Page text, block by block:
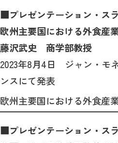
■プレゼンテーション・ス
欧州主要国における外食産
藤沢武史 商学部教授
2023年8月4日 ジャン・モ
ンスにて発表
欧州主要国における外食産
■プレゼンテーション・ス